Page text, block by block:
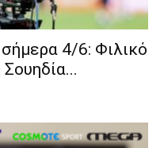
4/6: Φιλικό
Σουηδία...